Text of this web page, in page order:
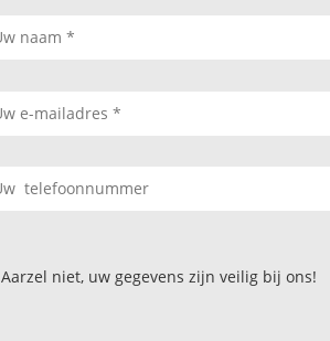
Aarzel niet, uw gegevens zijn veilig bij ons!